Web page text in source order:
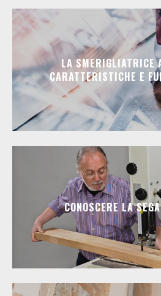
LA SMERIGLIATRICE
CARATTERISTICHE E
CONOSCERE LA